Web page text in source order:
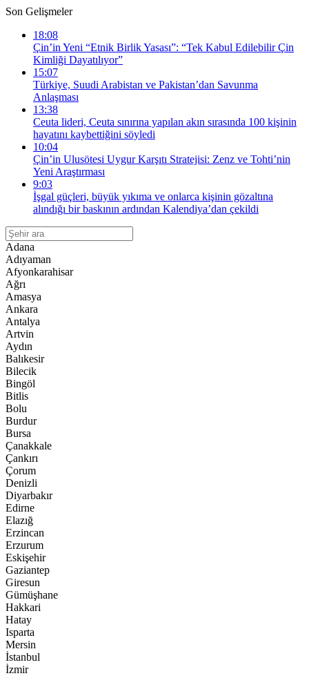
Son Gelişmeler
18:08
Çin’in Yeni “Etnik Birlik Yasası”: “Tek Kabul Edilebilir Çin
Kimliği Dayatılıyor”
15:07
Türkiye, Suudi Arabistan ve Pakistan’dan Savunma
Anlaşması
13:38
Ceuta lideri, Ceuta sınırına yapılan akın sırasında 100 kişinin
hayatını kaybettiğini söyledi
10:04
Çin’in Ulusötesi Uygur Karşıtı Stratejisi: Zenz ve Tohti’nin
Yeni Araştırması
9:03
İşgal güçleri, büyük yıkıma ve onlarca kişinin gözaltına
alındığı bir baskının ardından Kalendiya’dan çekildi
Adana
Adıyaman
Afyonkarahisar
Ağrı
Amasya
Ankara
Antalya
Artvin
Aydın
Balıkesir
Bilecik
Bingöl
Bitlis
Bolu
Burdur
Bursa
Çanakkale
Çankırı
Çorum
Denizli
Diyarbakır
Edirne
Elazığ
Erzincan
Erzurum
Eskişehir
Gaziantep
Giresun
Gümüşhane
Hakkari
Hatay
Isparta
Mersin
İstanbul
İzmir